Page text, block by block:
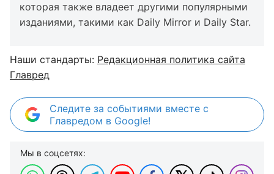
которая также владеет другими популярными
изданиями, такими как Daily Mirror и Daily Star.
Наши стандарты: Редакционная политика сайта
Главред
Следите за событиями вместе с
Главредом в Google!
Мы в соцсетях: